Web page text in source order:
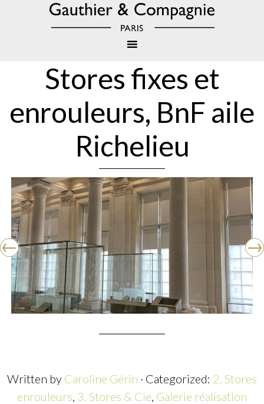
Stores fixes et
enrouleurs, BnF aile
Richelieu
Written by Caroline Gérin · Categorized: 2. Stores
enrouleurs 3. Stores & Cie Galerie réalisation